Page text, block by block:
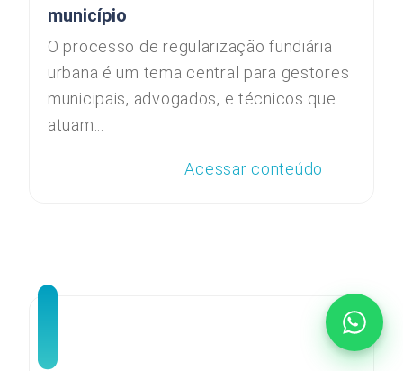
município
O processo de regularização fundiária
urbana é um tema central para gestores
municipais, advogados, e técnicos que
atuam...
Acessar conteúdo